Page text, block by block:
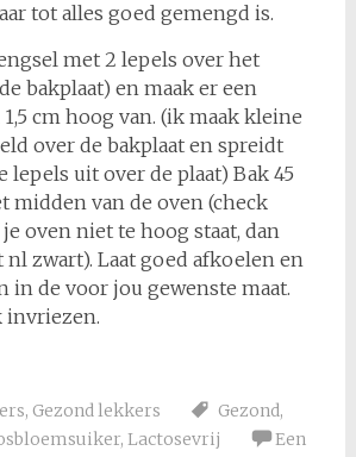
tot alles goed gemengd is.
met 2 lepels over het
bakplaat) en maak er een
cm hoog van. (ik maak kleine
over de bakplaat en spreidt
lepels uit over de plaat) Bak 45
midden van de oven (check
oven niet te hoog staat, dan
zwart). Laat goed afkoelen en
in de voor jou gewenste maat.
invriezen.
, Gezond lekkers Gezond,
, Lactosevrij
Een